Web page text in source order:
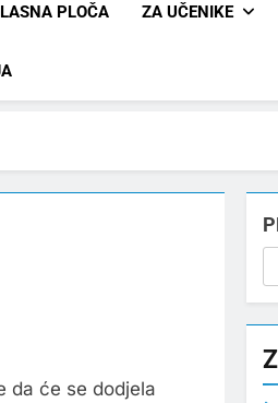
PLOČA ZA UČENIKE
da će se dodjela